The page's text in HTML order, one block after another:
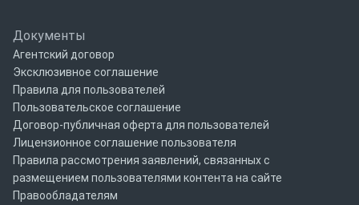
Документы
Агентский договор
Эксклюзивное соглашение
Правила для пользователей
Пользовательское соглашение
Договор-публичная оферта для пользователей
Лицензионное соглашение пользователя
Правила рассмотрения заявлений, связанных с
размещением пользователями контента на сайте
Правообладателям